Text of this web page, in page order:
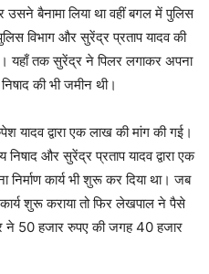
उसने बैनामा लिया था वहीं बगल में पुलिस
विभाग और सुरेंद्र प्रताप यादव की
यहाँ तक सुरेंद्र ने पिलर लगाकर अपना
की भी जमीन थी।
यादव द्वारा एक लाख की मांग की गई।
और सुरेंद्र प्रताप यादव द्वारा एक
निर्माण कार्य भी शुरू कर दिया था। जब
शुरू कराया तो फिर लेखपाल ने पैसे
ने 50 हजार रुपए की जगह 40 हजार